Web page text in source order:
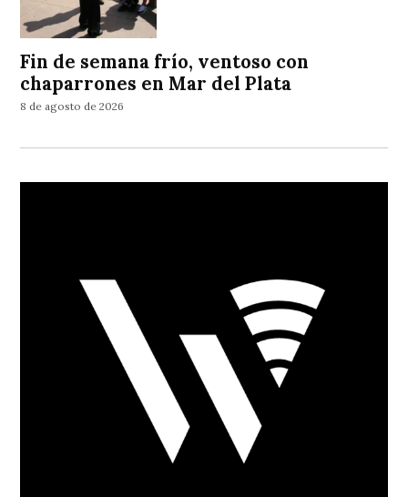
Fin de semana frío, ventoso con
chaparrones en Mar del Plata
8 de agosto de 2026